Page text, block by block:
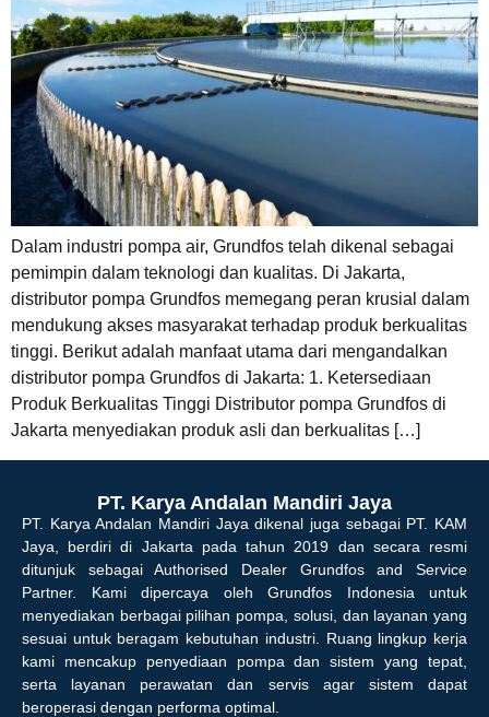
Dalam industri pompa air, Grundfos telah dikenal sebagai
pemimpin dalam teknologi dan kualitas. Di Jakarta,
distributor pompa Grundfos memegang peran krusial dalam
mendukung akses masyarakat terhadap produk berkualitas
tinggi. Berikut adalah manfaat utama dari mengandalkan
distributor pompa Grundfos di Jakarta: 1. Ketersediaan
Produk Berkualitas Tinggi Distributor pompa Grundfos di
Jakarta menyediakan produk asli dan berkualitas […]
PT. Karya Andalan Mandiri Jaya
PT. Karya Andalan Mandiri Jaya dikenal juga sebagai PT. KAM
Jaya, berdiri di Jakarta pada tahun 2019 dan secara resmi
ditunjuk sebagai Authorised Dealer Grundfos and Service
Partner. Kami dipercaya oleh Grundfos Indonesia untuk
menyediakan berbagai pilihan pompa, solusi, dan layanan yang
sesuai untuk beragam kebutuhan industri. Ruang lingkup kerja
kami mencakup penyediaan pompa dan sistem yang tepat,
serta layanan perawatan dan servis agar sistem dapat
beroperasi dengan performa optimal.